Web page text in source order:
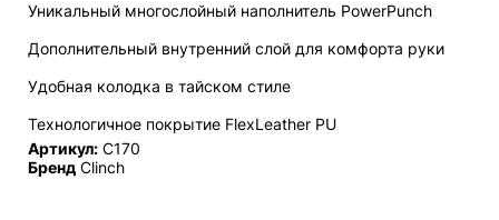
Уникальный многослойный наполнитель PowerPunch
Дополнительный внутренний слой для комфорта руки
Удобная колодка в тайском стиле
Технологичное покрытие FlexLeather PU
Артикул: C170
Бренд Clinch